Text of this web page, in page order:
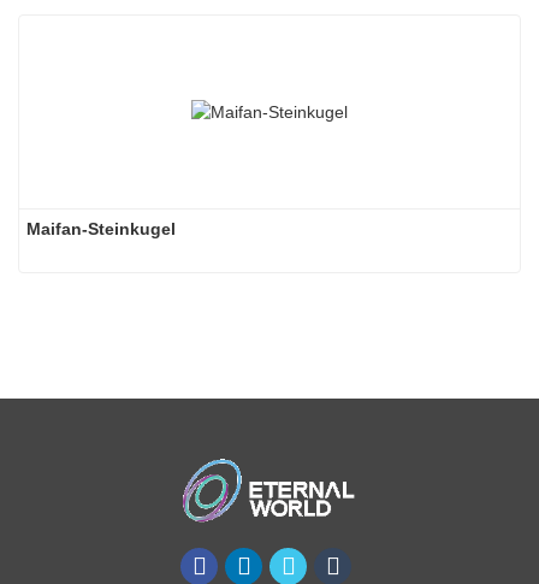
Maifan-Steinkugel